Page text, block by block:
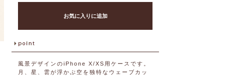
お気に入りに追加
風景デザインのiPhone X/XS用ケースです。
月、星、雲が浮かぶ空を独特なウェーブカッ